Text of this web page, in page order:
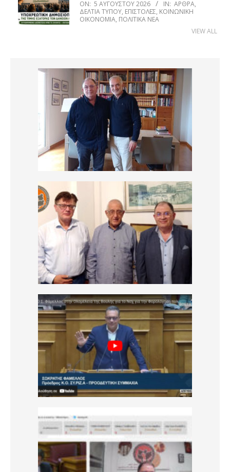
ON: 5 ΑΥΓΟΎΣΤΟΥ 2026 IN: ΆΡΘΡΑ,
ΔΕΛΤΊΑ ΤΎΠΟΥ, ΕΠΙΣΤΟΛΈΣ, ΚΟΙΝΩΝΙΚΉ
ΟΙΚΟΝΟΜΊΑ, ΠΟΛΙΤΙΚΆ ΝΈΑ
VIEW ALL